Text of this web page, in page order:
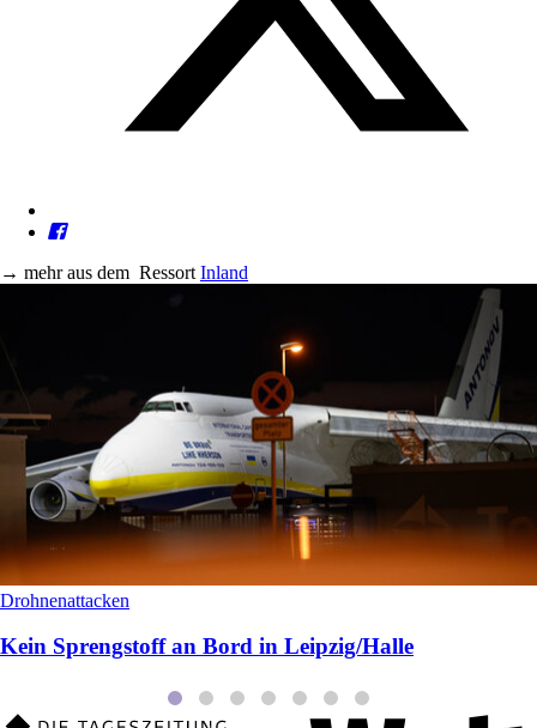
→ mehr aus dem Ressort Inland
Drohnenattacken
Kein Sprengstoff an Bord in Leipzig/Halle